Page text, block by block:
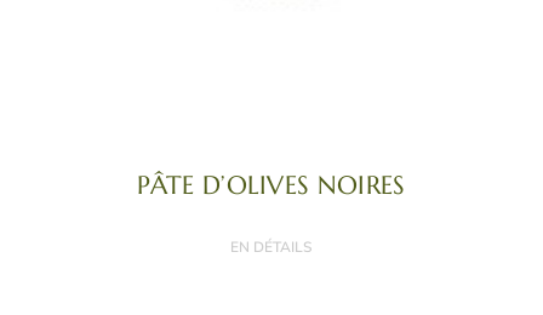
PÂTE D’OLIVES NOIRES
EN DÉTAILS